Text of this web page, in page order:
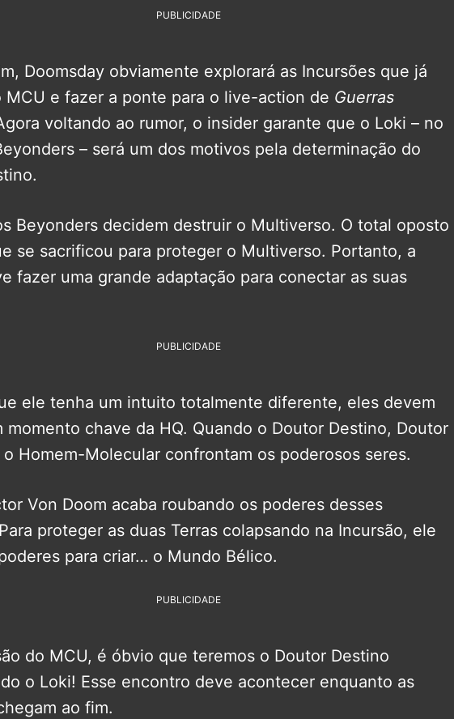
PUBLICIDADE
Doomsday obviamente explorará as Incursões que já
MCU e fazer a ponte para o live-action de Guerras
voltando ao rumor, o insider garante que o Loki – no
– será um dos motivos pela determinação do
Beyonders decidem destruir o Multiverso. O total oposto
se sacrificou para proteger o Multiverso. Portanto, a
fazer uma grande adaptação para conectar as suas
PUBLICIDADE
ele tenha um intuito totalmente diferente, eles devem
momento chave da HQ. Quando o Doutor Destino, Doutor
o Homem-Molecular confrontam os poderosos seres.
Von Doom acaba roubando os poderes desses
proteger as duas Terras colapsando na Incursão, ele
para criar… o Mundo Bélico.
PUBLICIDADE
do MCU, é óbvio que teremos o Doutor Destino
o Loki! Esse encontro deve acontecer enquanto as
ao fim.